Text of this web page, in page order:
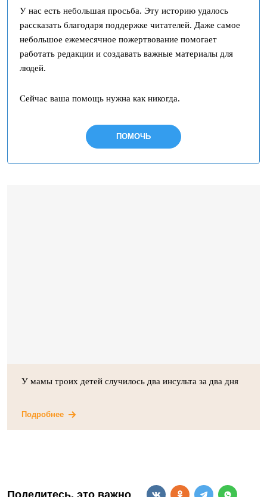
У нас есть небольшая просьба. Эту историю удалось
рассказать благодаря поддержке читателей. Даже самое
небольшое ежемесячное пожертвование помогает
работать редакции и создавать важные материалы для
людей.
Сейчас ваша помощь нужна как никогда.
ПОМОЧЬ
У мамы троих детей случилось два инсульта за два дня
Подробнее
Поделитесь, это важно